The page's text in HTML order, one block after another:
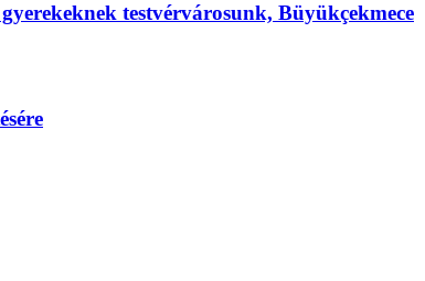
testvérvárosunk, Büyükçekmece